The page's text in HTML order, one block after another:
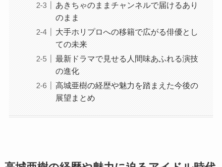
あきちゃのままチャンネルで届けるあり
のまま
大手ホリプロへの移籍で広がる俳優とし
ての未来
最新ドラマで見せる人間味あふれる演技
の進化
高城亜樹の経歴や魅力を踏まえた今後の
展望まとめ